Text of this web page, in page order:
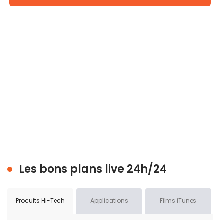
Les bons plans live 24h/24
Produits Hi-Tech Applications Films iTunes